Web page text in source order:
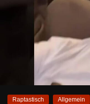
Raptastisch Allgemein